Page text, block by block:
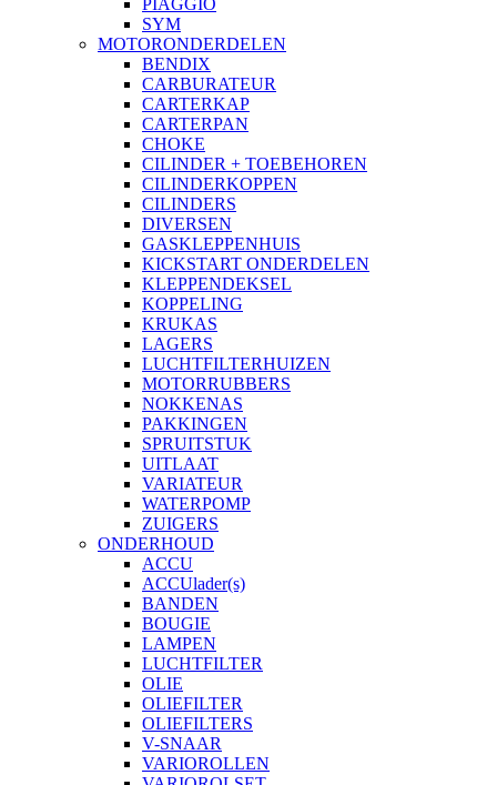
PIAGGIO
SYM
MOTORONDERDELEN
BENDIX
CARBURATEUR
CARTERKAP
CARTERPAN
CHOKE
CILINDER + TOEBEHOREN
CILINDERKOPPEN
CILINDERS
DIVERSEN
GASKLEPPENHUIS
KICKSTART ONDERDELEN
KLEPPENDEKSEL
KOPPELING
KRUKAS
LAGERS
LUCHTFILTERHUIZEN
MOTORRUBBERS
NOKKENAS
PAKKINGEN
SPRUITSTUK
UITLAAT
VARIATEUR
WATERPOMP
ZUIGERS
ONDERHOUD
ACCU
ACCUlader(s)
BANDEN
BOUGIE
LAMPEN
LUCHTFILTER
OLIE
OLIEFILTER
OLIEFILTERS
V-SNAAR
VARIOROLLEN